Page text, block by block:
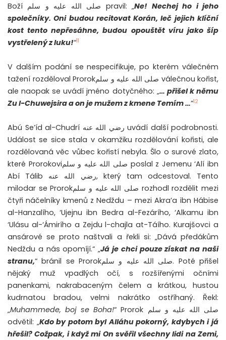
Boží صلى الله عليه و سلم pravil: „Ne! Nechej ho i jeho
společníky. Oni budou recitovat Korán, leč jejich klíční
kost tento nepřesáhne, budou opouštět víru jako šíp
vystřelený z luku!“11
V dalším podání se nespecifikuje, po kterém válečném
tažení rozděloval Prorokصلى الله عليه و سلم válečnou kořist,
ale naopak se uvádí jméno dotyčného: „… přišel k němu
Zu l-Chuwejsira a on je mužem z kmene Temím …“12
Abú Se’íd al-Chudrí رضي الله عنه uvádí další podrobnosti.
Událost se sice stala v okamžiku rozdělování kořisti, ale
rozdělovaná věc vůbec kořistí nebyla. Šlo o surové zlato,
které Prorokoviصلى الله عليه و سلم poslal z Jemenu ‘Alí ibn
Abí Tálib رضي الله عنه, který tam odcestoval. Tento
milodar se Prorokصلى الله عليه و سلم rozhodl rozdělit mezi
čtyři náčelníky kmenů z Nedždu – mezi Akra’a ibn Hábise
al-Hanzalího, ‘Ujejnu ibn Bedra al-Fezárího, ‘Alkamu ibn
‘Ulásu al-‘Ámirího a Zejdu l-chajla at-Táího. Kurajšovci a
ansárové se proto naštvali a řekli si: „Dává předákům
Nedždu a nás opomíjí.“ „Já je chci pouze získat na naši
stranu,“ bránil se Prorokصلى الله عليه و سلم. Poté přišel
nějaký muž vpadlých očí, s rozšířenými očními
panenkami, nakrabaceným čelem a krátkou, hustou
kudrnatou bradou, velmi nakrátko ostříhaný. Řekl:
„Muhammede, boj se Boha!“ Prorok صلى الله عليه و سلم
odvětil: „Kdo by potom byl Alláhu pokorný, kdybych i já
hřešil? Cožpak, i když mi On svěřil všechny lidi na Zemi,